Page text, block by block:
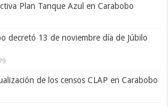
Plan Tanque Azul en Carabobo
decretó 13 de noviembre día de Júbilo
de los censos CLAP en Carabobo